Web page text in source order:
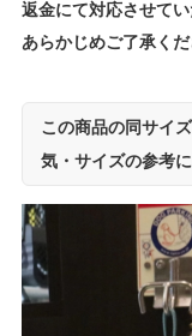
返金にて対応させてい
あらかじめご了承く
この商品の同サイ
気・サイズの参考に